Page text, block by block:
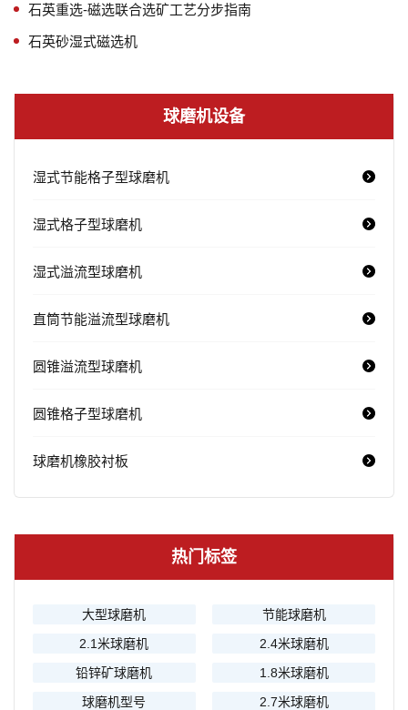
石英重选-磁选联合选矿工艺分步指南
石英砂湿式磁选机
球磨机设备
湿式节能格子型球磨机
湿式格子型球磨机
湿式溢流型球磨机
直筒节能溢流型球磨机
圆锥溢流型球磨机
圆锥格子型球磨机
球磨机橡胶衬板
热门标签
大型球磨机
节能球磨机
2.1米球磨机
2.4米球磨机
铅锌矿球磨机
1.8米球磨机
球磨机型号
2.7米球磨机